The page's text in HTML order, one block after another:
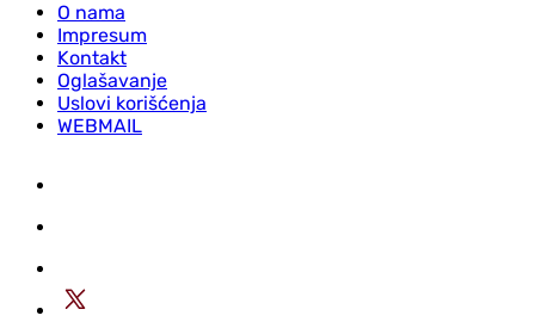
O nama
Impresum
Kontakt
Oglašavanje
Uslovi korišćenja
WEBMAIL